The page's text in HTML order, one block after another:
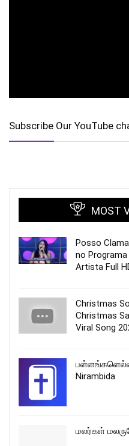
Subscribe Our YouTube
MOST
Posso
no Programa
Artista Full
Christmas
Christmas
Viral Song
Nirambida
மலர்கள்